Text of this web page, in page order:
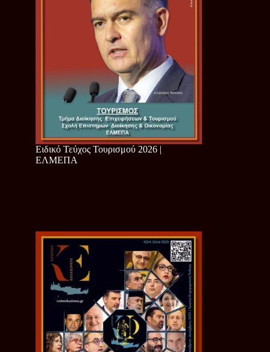
Ειδικό Τεύχος Τουρισμού 2026 |
ΕΛΜΕΠΑ